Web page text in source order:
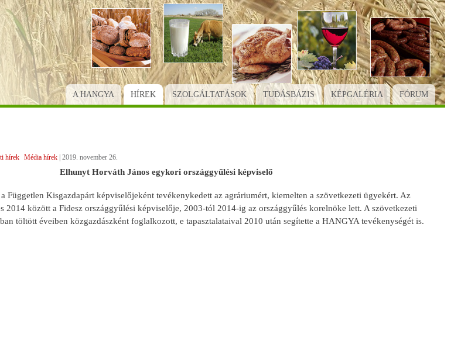
Ugrás
a
tartalomra
A HANGYA HÍREK SZOLGÁLTATÁSOK TUDÁSBÁZIS KÉPGALÉRIA FÓRUM
hírek Média hírek 2019. november 26.
Elhunyt Horváth János egykori országgyűlési képviselő
Független Kisgazdapárt képviselőjeként tevékenykedett az agráriumért, kiemelten a szövetkezeti ügyekért. Az
2014 között a Fidesz országgyűlési képviselője, 2003-tól 2014-ig az országgyűlés korelnöke lett. A szövetkezeti
töltött éveiben közgazdászként foglalkozott, e tapasztalataival 2010 után segítette a HANGYA tevékenységét is.